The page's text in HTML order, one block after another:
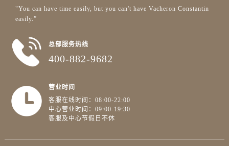
"You can have time easily, but you can't have Vacheron Constantin
easily.”
总部服务热线
400-882-9682
营业时间
客服在线时间：08:00-22:00
中心营业时间：09:00-19:30
客服及中心节假日不休